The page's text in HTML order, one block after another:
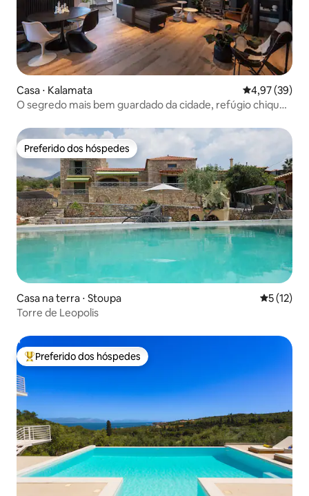
Casa ⋅ Kalamata 4,97 de uma
4,97 (39)
O segredo mais bem guardado da cidade, refúgio chique
Preferido dos hóspedes
Preferido dos hóspedes
Casa na terra ⋅ Stoupa 5 de uma
5 (12)
Torre de Leopolis
Entre os melhores preferidos dos hóspedes
Preferido dos hóspedes